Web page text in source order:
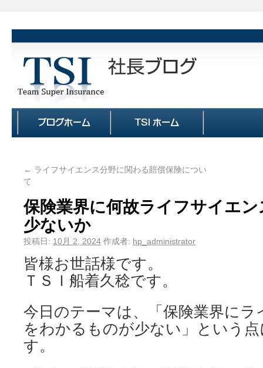
← ライフサイエンス分野に関わる賠償保険につい
て
保険業界に何故ライフサイエ
少ないか
投稿日: 10月 2, 2024 作成者: hp_administrator
皆様お世話様です。
ＴＳＩ船着久稔です。
今日のテーマは、「保険業界に
をわかるものが少ない」という
す。